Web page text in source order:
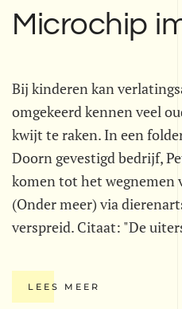
Microchip
Bij kinderen kan
omgekeerd kennen veel
kwijt te raken. In een
Doorn gevestigd bedrijf,
komen tot het wegnemen
(Onder meer) via
verspreid. Citaat: "De
LEES MEER